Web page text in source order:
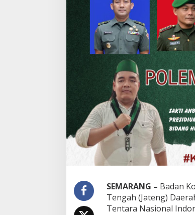
SEMARANG – Badan
Tengah (Jateng)
Tentara Nasional